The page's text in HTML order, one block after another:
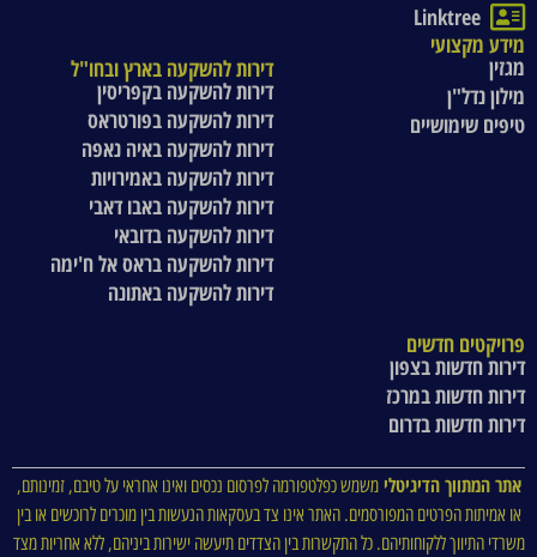
Linktree
מידע מקצועי
מגזין
מילון נדל"ן
טיפים שימושיים
דירות להשקעה בארץ ובחו"ל
דירות להשקעה בקפריסין
דירות להשקעה בפורטראס
דירות להשקעה באיה נאפה
דירות להשקעה באמירויות
דירות להשקעה באבו דאבי
דירות להשקעה בדובאי
דירות להשקעה בראס אל ח'ימה
דירות להשקעה באתונה
פרויקטים חדשים
דירות חדשות בצפון
דירות חדשות במרכז
דירות חדשות בדרום
אתר המתווך הדיגיטלימשמש כפלטפורמה לפרסום נכסים ואינו אחראי על טיבם, זמינותם,
או אמיתות הפרטים המפורסמים. האתר אינו צד בעסקאות הנעשות בין מוכרים לרוכשים או בין
משרדי התיווך ללקוחותיהם. כל התקשרות בין הצדדים תיעשה ישירות ביניהם, ללא אחריות מצד